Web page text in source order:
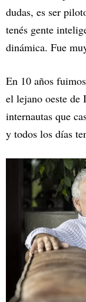
dudas, es ser
tenés gente
dinámica. Fue
En 10 años
el lejano oeste de
internautas que
y todos los días